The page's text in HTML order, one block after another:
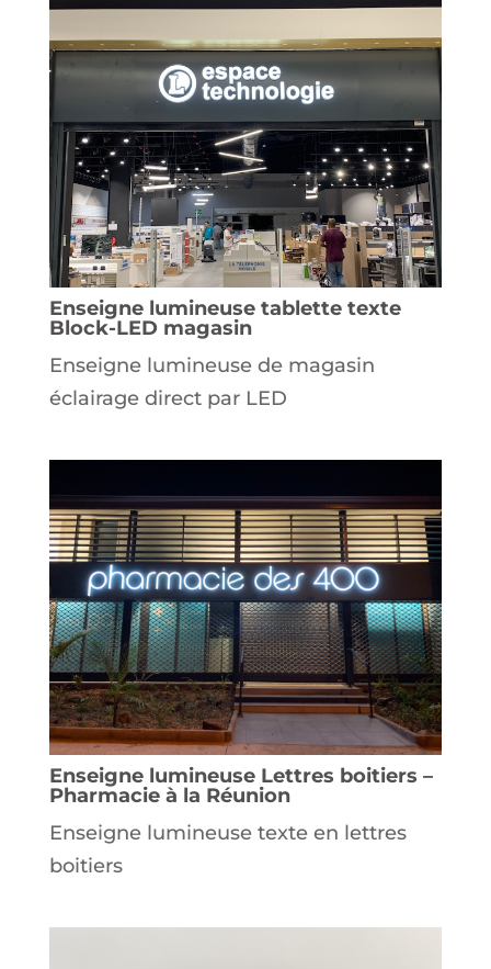
Enseigne lumineuse tablette texte
Block-LED magasin
Enseigne lumineuse de magasin
éclairage direct par LED
Enseigne lumineuse Lettres boitiers –
Pharmacie à la Réunion
Enseigne lumineuse texte en lettres
boitiers